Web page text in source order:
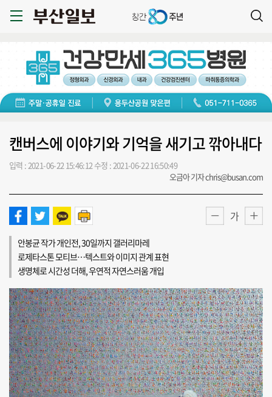
캔버스에 이야기와 기억을 새기고 깎아내다
입력 : 2021-06-22 15:46:12 수정 : 2021-06-22 16:50:49
오금아 기자 chris@busan.com
가
안봉균 작가 개인전, 30일까지 갤러리마레
로제타스톤 모티브…텍스트와 이미지 관계 표현
생명체로 시간성 더해, 우연적 자연스러움 개입